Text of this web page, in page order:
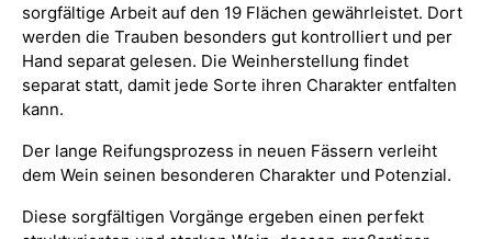
sorgfältige Arbeit auf den 19 Flächen gewährleistet. Dort
werden die Trauben besonders gut kontrolliert und per
Hand separat gelesen. Die Weinherstellung findet
separat statt, damit jede Sorte ihren Charakter entfalten
kann.
Der lange Reifungsprozess in neuen Fässern verleiht
dem Wein seinen besonderen Charakter und Potenzial.
Diese sorgfältigen Vorgänge ergeben einen perfekt